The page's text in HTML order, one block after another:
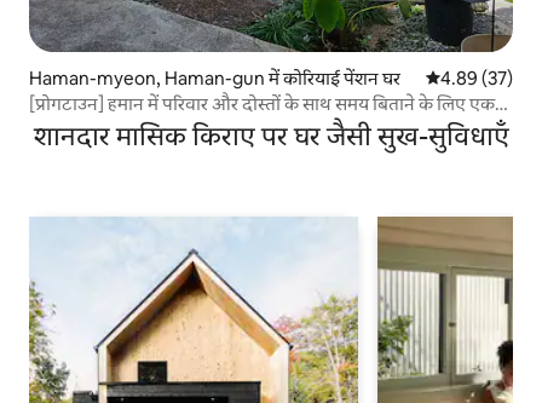
Haman-myeon, Haman-gun में कोरियाई पेंशन घर औसत रेटिंग 5 में
4.89 (37)
[प्रोगटाउन] हमान में परिवार और दोस्तों के साथ समय बिताने के लिए एक
शानदार ग्रामीण वातावरण वाला आवास A
शानदार मासिक किराए पर घर जैसी सुख-सुविधाएँ